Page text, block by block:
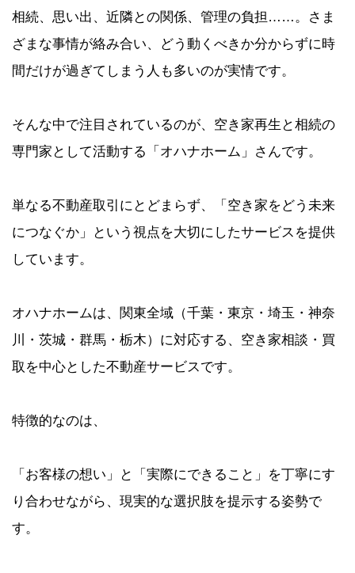
相続、思い出、近隣との関係、管理の負担……。さま
ざまな事情が絡み合い、どう動くべきか分からずに時
間だけが過ぎてしまう人も多いのが実情です。
そんな中で注目されているのが、空き家再生と相続の
専門家として活動する「オハナホーム」さんです。
単なる不動産取引にとどまらず、「空き家をどう未来
につなぐか」という視点を大切にしたサービスを提供
しています。
オハナホームは、関東全域（千葉・東京・埼玉・神奈
川・茨城・群馬・栃木）に対応する、空き家相談・買
取を中心とした不動産サービスです。
特徴的なのは、
「お客様の想い」と「実際にできること」を丁寧にす
り合わせながら、現実的な選択肢を提示する姿勢で
す。